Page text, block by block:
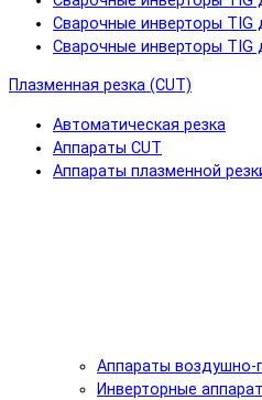
Сварочные инверторы TIG
Сварочные инверторы TIG
Плазменная резка (CUT)
Автоматическая резка
Аппараты CUT
Аппараты плазменной
Аппараты воздушно-
Инверторные